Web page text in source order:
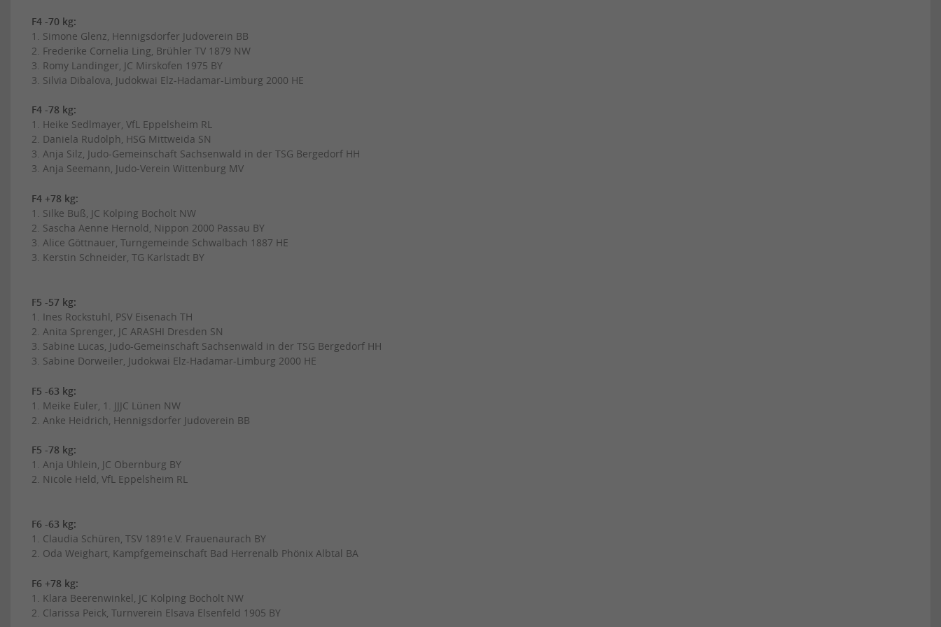
F4 -70 kg:
1. Simone Glenz, Hennigsdorfer Judoverein BB
2. Frederike Cornelia Ling, Brühler TV 1879 NW
3. Romy Landinger, JC Mirskofen 1975 BY
3. Silvia Dibalova, Judokwai Elz-Hadamar-Limburg 2000 HE
F4 -78 kg:
1. Heike Sedlmayer, VfL Eppelsheim RL
2. Daniela Rudolph, HSG Mittweida SN
3. Anja Silz, Judo-Gemeinschaft Sachsenwald in der TSG Bergedorf HH
3. Anja Seemann, Judo-Verein Wittenburg MV
F4 +78 kg:
1. Silke Buß, JC Kolping Bocholt NW
2. Sascha Aenne Hernold, Nippon 2000 Passau BY
3. Alice Göttnauer, Turngemeinde Schwalbach 1887 HE
3. Kerstin Schneider, TG Karlstadt BY
F5 -57 kg:
1. Ines Rockstuhl, PSV Eisenach TH
2. Anita Sprenger, JC ARASHI Dresden SN
3. Sabine Lucas, Judo-Gemeinschaft Sachsenwald in der TSG Bergedorf HH
3. Sabine Dorweiler, Judokwai Elz-Hadamar-Limburg 2000 HE
F5 -63 kg:
1. Meike Euler, 1. JJJC Lünen NW
2. Anke Heidrich, Hennigsdorfer Judoverein BB
F5 -78 kg:
1. Anja Ühlein, JC Obernburg BY
2. Nicole Held, VfL Eppelsheim RL
F6 -63 kg:
1. Claudia Schüren, TSV 1891e.V. Frauenaurach BY
2. Oda Weighart, Kampfgemeinschaft Bad Herrenalb Phönix Albtal BA
F6 +78 kg:
1. Klara Beerenwinkel, JC Kolping Bocholt NW
2. Clarissa Peick, Turnverein Elsava Elsenfeld 1905 BY